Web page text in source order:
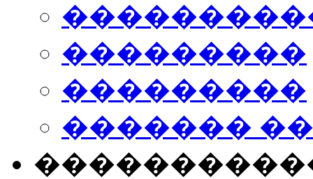
���������
���������
�������